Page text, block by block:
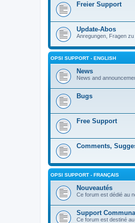
Freier Support
Update-Abos
Anregungen, Fragen
OPSI SUPPORT - ENGLISH
News
News and
Bugs
Free Support
Comments,
OPSI SUPPORT - FRANÇAIS
Nouveautés
Ce forum est dédié au
Support
Ce forum est destiné